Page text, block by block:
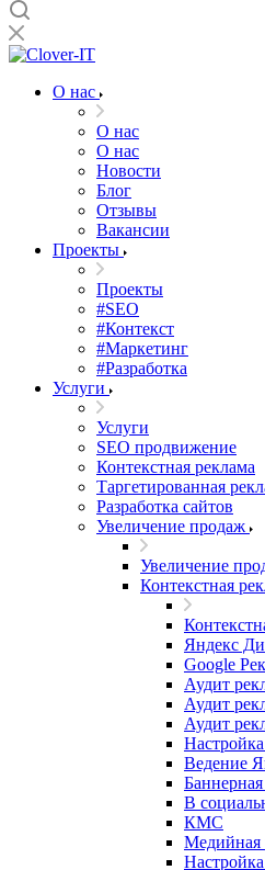
О нас
О нас
О нас
Новости
Блог
Отзывы
Вакансии
Проекты
Проекты
#SEO
#Контекст
#Маркетинг
#Разработка
Услуги
Услуги
SEO продвижение
Контекстная реклама
Таргетированная
Разработка сайтов
Увеличение продаж
Увеличение
Контекстная
Яндекс
Google
Аудит
Аудит
Аудит
Ведение
В
КМС
Медийная